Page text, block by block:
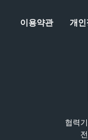
이용약관 개
협력